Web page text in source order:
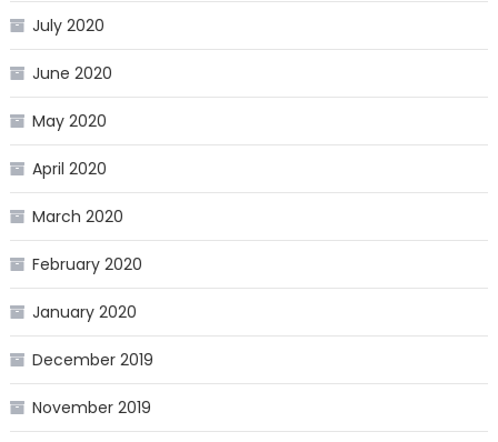
July 2020
June 2020
May 2020
April 2020
March 2020
February 2020
January 2020
December 2019
November 2019